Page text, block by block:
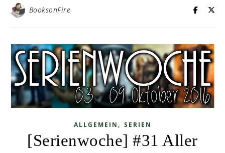
BooksonFire
ALLGEMEIN , SERIEN
[Serienwoche] #31 Aller